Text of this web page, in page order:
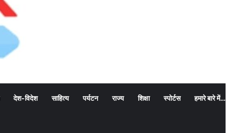
देश-विदेश साहित्य पर्यटन राज्य शिक्षा स्पोर्टस हमारे बारे में…